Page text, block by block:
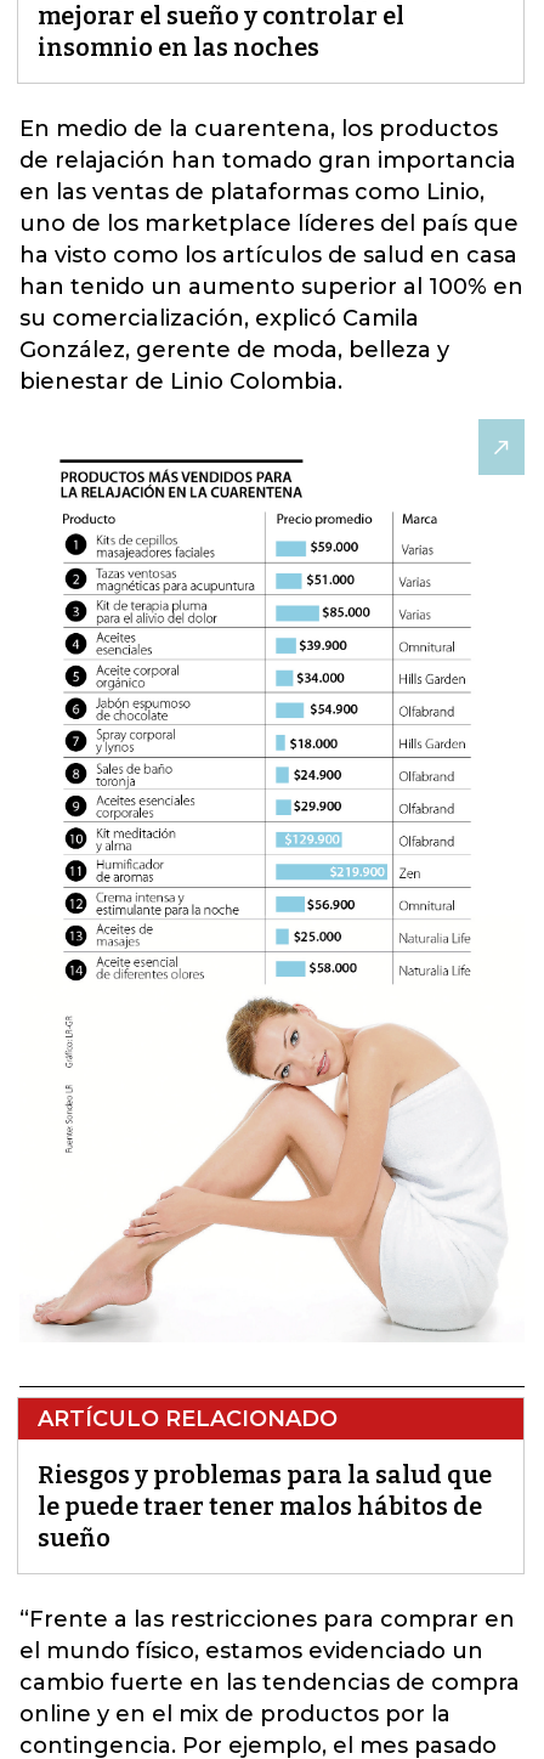
mejorar el sueño y controlar el
insomnio en las noches
En medio de la cuarentena, los productos
de relajación han tomado gran importancia
en las ventas de plataformas como Linio,
uno de los marketplace líderes del país que
ha visto como los artículos de salud en casa
han tenido un aumento superior al 100% en
su comercialización, explicó Camila
González, gerente de moda, belleza y
bienestar de Linio Colombia.
ARTÍCULO RELACIONADO
Riesgos y problemas para la salud que
le puede traer tener malos hábitos de
sueño
“Frente a las restricciones para comprar en
el mundo físico, estamos evidenciado un
cambio fuerte en las tendencias de compra
online y en el mix de productos por la
contingencia. Por ejemplo, el mes pasado